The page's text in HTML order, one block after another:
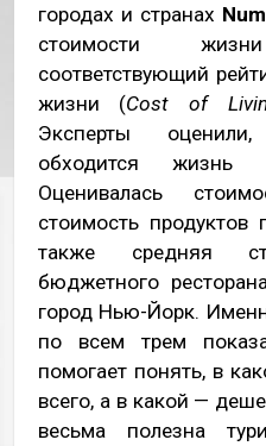
городах и странах
стоимости
соответствующий
жизни (Cost of
Эксперты
обходится жизнь
Оценивалась
стоимость продуктов
также средняя
бюджетного
город Нью-Йорк.
по всем трем
помогает понять, в
всего, а в какой —
весьма полезна